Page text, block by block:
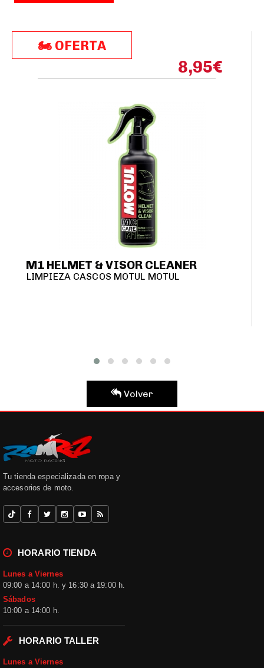
🏍️​​ OFERTA
8,95€
M1 HELMET & VISOR CLEANER
LIMPIEZA CASCOS MOTUL MOTUL
Volver
Tu tienda especializada en ropa y
accesorios de moto.
HORARIO TIENDA
Lunes a Viernes
09:00 a 14:00 h. y 16:30 a 19:00 h.
Sábados
10:00 a 14:00 h.
HORARIO TALLER
Lunes a Viernes